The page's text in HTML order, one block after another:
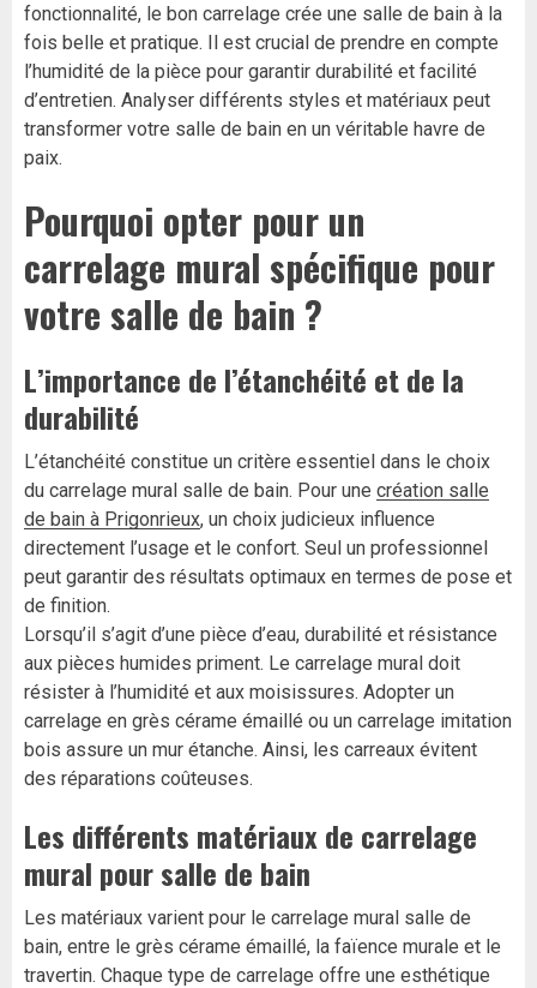
fonctionnalité, le bon carrelage crée une salle de bain à la
fois belle et pratique. Il est crucial de prendre en compte
l’humidité de la pièce pour garantir durabilité et facilité
d’entretien. Analyser différents styles et matériaux peut
transformer votre salle de bain en un véritable havre de
paix.
Pourquoi opter pour un
carrelage mural spécifique pour
votre salle de bain ?
L’importance de l’étanchéité et de la
durabilité
L’étanchéité constitue un critère essentiel dans le choix
du carrelage mural salle de bain. Pour une création salle
de bain à Prigonrieux, un choix judicieux influence
directement l’usage et le confort. Seul un professionnel
peut garantir des résultats optimaux en termes de pose et
de finition.
Lorsqu’il s’agit d’une pièce d’eau, durabilité et résistance
aux pièces humides priment. Le carrelage mural doit
résister à l’humidité et aux moisissures. Adopter un
carrelage en grès cérame émaillé ou un carrelage imitation
bois assure un mur étanche. Ainsi, les carreaux évitent
des réparations coûteuses.
Les différents matériaux de carrelage
mural pour salle de bain
Les matériaux varient pour le carrelage mural salle de
bain, entre le grès cérame émaillé, la faïence murale et le
travertin. Chaque type de carrelage offre une esthétique